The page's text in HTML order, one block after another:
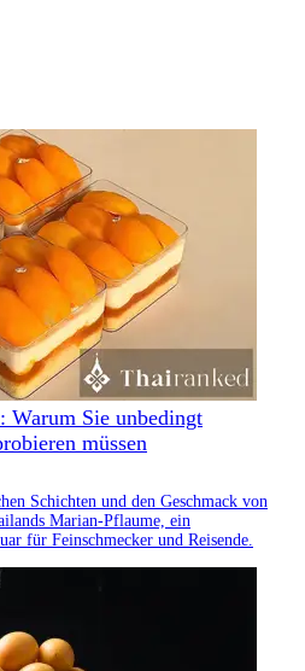
Warum Sie unbedingt
müssen
Schichten und den Geschmack von
Marian-Pflaume, ein
für Feinschmecker und Reisende.